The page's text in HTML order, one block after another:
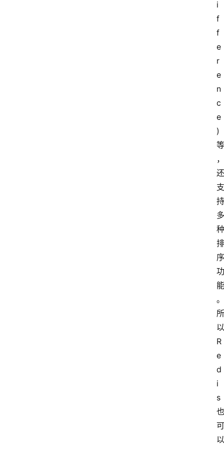
i
f
f
e
r
e
n
c
e
)
等
，
还
支
持
多
种
排
序
功
能
。
所
以
R
e
d
i
s
也
可
以